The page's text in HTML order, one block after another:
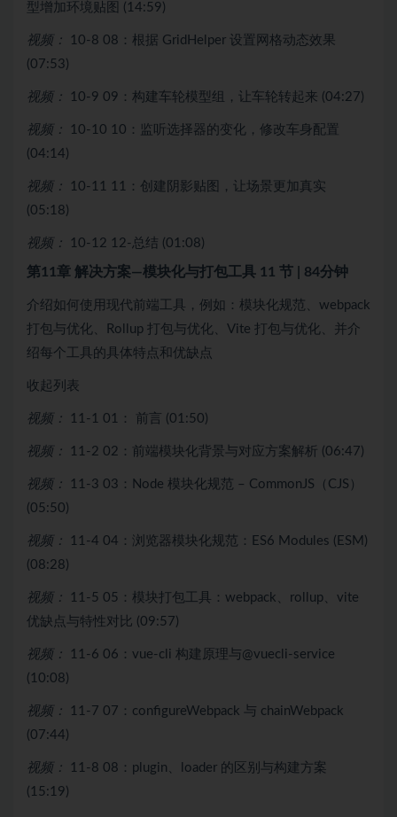
型增加环境贴图 (14:59)
视频：
10-8 08：根据 GridHelper 设置网格动态效果
(07:53)
视频： 10-9 09：构建车轮模型组，让车轮转起来 (04:27)
视频：
10-10 10：监听选择器的变化，修改车身配置
(04:14)
视频：
10-11 11：创建阴影贴图，让场景更加真实
(05:18)
视频： 10-12 12-总结 (01:08)
第11章 解决⽅案—模块化与打包工具 11 节 | 84分钟
介绍如何使用现代前端工具，例如：模块化规范、webpack
打包与优化、Rollup 打包与优化、Vite 打包与优化、并介
绍每个工具的具体特点和优缺点
收起列表
视频： 11-1 01： 前言 (01:50)
视频： 11-2 02：前端模块化背景与对应方案解析 (06:47)
视频：
11-3 03：Node 模块化规范 – CommonJS（CJS）
(05:50)
视频：
11-4 04：浏览器模块化规范：ES6 Modules (ESM)
(08:28)
视频：
11-5 05：模块打包工具：webpack、rollup、vite
优缺点与特性对比 (09:57)
视频：
11-6 06：vue-cli 构建原理与@vuecli-service
(10:08)
视频：
11-7 07：configureWebpack 与 chainWebpack
(07:44)
视频：
11-8 08：plugin、loader 的区别与构建方案
(15:19)